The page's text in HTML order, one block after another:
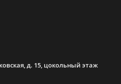
д. 15, цокольный этаж